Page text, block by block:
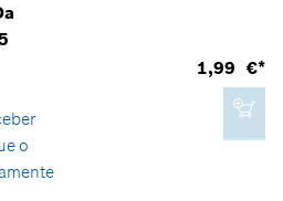
preço não vinculativa do
sobressalentes
o
1,99 €*